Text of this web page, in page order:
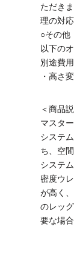
ただき
理の対
○その他
以下の
別途費
・高さ
＜商品
マスタ
システ
ち、空
システ
密度ウ
が高く
のレッ
要な場